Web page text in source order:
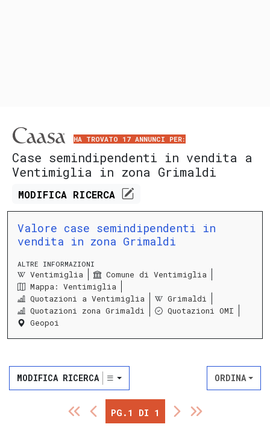
HA TROVATO 17 ANNUNCI PER:
Case semindipendenti in vendita a
Ventimiglia in zona Grimaldi
MODIFICA RICERCA
Valore case semindipendenti in
vendita in zona Grimaldi
ALTRE INFORMAZIONI
Ventimiglia
Comune di Ventimiglia
Mappa: Ventimiglia
Quotazioni a Ventimiglia
Grimaldi
Quotazioni zona Grimaldi
Quotazioni OMI
Geopoi
MODIFICA RICERCA ORDINA
PG.1 DI 1